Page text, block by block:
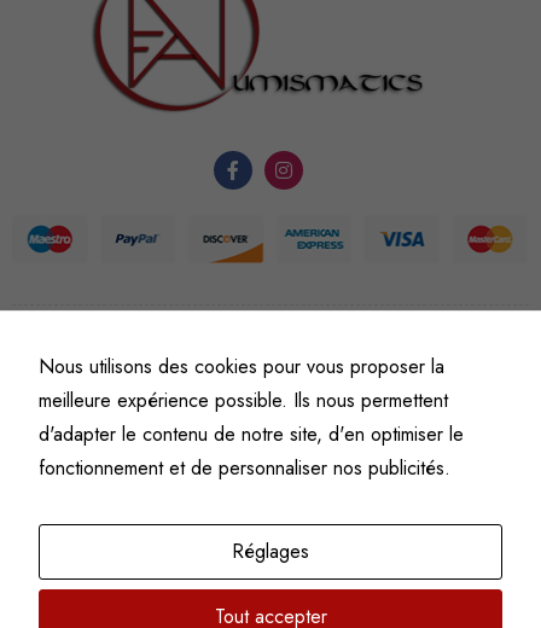
© Fine art numismatics
Politique de confidentialitéConditions générales de vente et d’utilisation
Mentions légales
Nous utilisons des cookies pour vous proposer la
meilleure expérience possible. Ils nous permettent
d'adapter le contenu de notre site, d'en optimiser le
fonctionnement et de personnaliser nos publicités.
Réglages
Tout accepter
fonctionnement
Statistiques
Afin que
puissions
fonctionnalité
et la
structure du
site Web, en
fonction de
en est fait.